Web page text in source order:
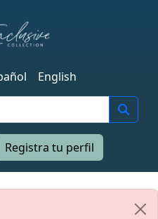
English
Registra tu perfil